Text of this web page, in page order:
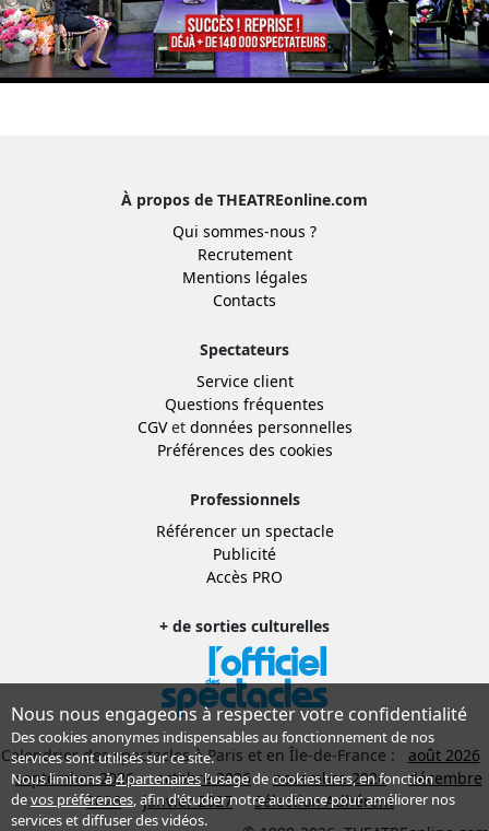
À propos de THEATREonline.com
Qui sommes-nous ?
Recrutement
Mentions légales
Contacts
Spectateurs
Service client
Questions fréquentes
CGVet données personnelles
Préférences des cookies
Professionnels
Référencer un spectacle
Publicité
Accès PRO
+ de sorties culturelles
Calendrier des spectacles à Paris et en Île-de-France :
août 2026
septembre 2026
octobre 2026 novembre 2026
décembre
2026
janvier 2027
Sélection Adhérent
Nous nous engageons à respecter votre confidentialité
Des cookies anonymes indispensables au fonctionnement de nos
services sont utilisés sur ce site.
Nous limitons à4 partenairesl’usage de cookies tiers, en fonction
devos préférences, afin d'étudier notre audience pour améliorer nos
services et diffuser des vidéos.